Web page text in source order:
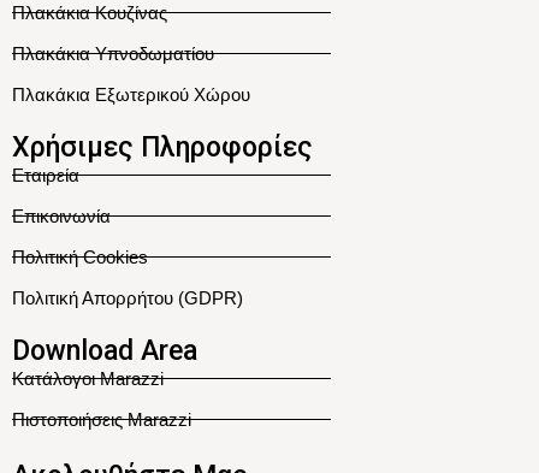
Πλακάκια Κουζίνας
Πλακάκια Υπνοδωματίου
Πλακάκια Εξωτερικού Χώρου
Χρήσιμες Πληροφορίες
Εταιρεία
Επικοινωνία
Πολιτική Cookies
Πολιτική Απορρήτου (GDPR)
Download Area
Κατάλογοι Marazzi
Πιστοποιήσεις Marazzi